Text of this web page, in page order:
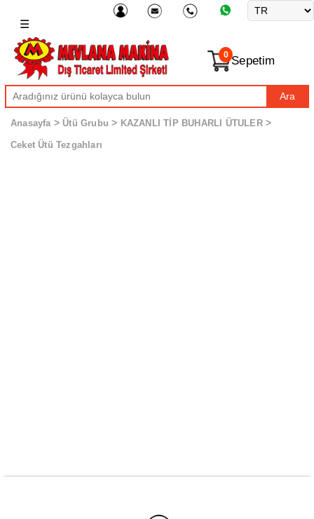
Sepetim
0
Ara
☰
Anasayfa > Ütü Grubu > KAZANLI TİP BUHARLI ÜTULER>
Ceket Ütü Tezgahları